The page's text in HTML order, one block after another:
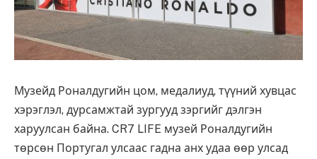
Музейд Роналдугийн цом, медалиуд, түүний хувцас
хэрэглэл, дурсамжтай зургууд зэргийг дэлгэн
харуулсан байна. CR7 LIFE музей Роналдугийн
төрсөн Португал улсаас гадна анх удаа өөр улсад